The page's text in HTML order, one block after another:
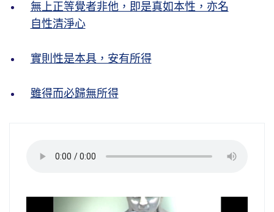
無上正等覺者非他，即是真如本性，亦名
自性清淨心
實則性是本具，安有所得
雖得而必歸無所得